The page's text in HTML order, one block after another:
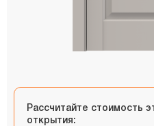
Рассчитайте стоимость
открытия: